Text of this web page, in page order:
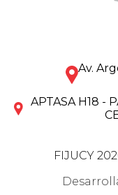
Av.
APTASA H18 -
FIJUCY